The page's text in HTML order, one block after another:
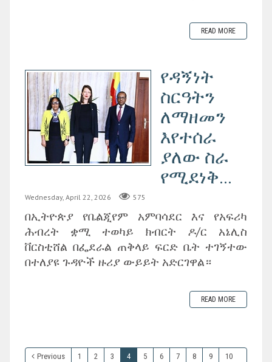
READ MORE
የዳኝነት
ስርዓትን
ለማዘመን
እየተሰራ
ያለው ስራ
የሚደነቅ...
Wednesday, April 22, 2026 575
በኢትዮጵያ የቤልጂየም አምባሳደር እና የአፍሪካ
ሕብረት ቋሚ ተወካይ ክብርት ዶ/ር አኔሊስ
ቨርስቲሸል በፌደራል ጠቅላይ ፍርድ ቤት ተገኝተው
በተለያዩ ጉዳዮች ዙሪያ ውይይት አድርገዋል።
READ MORE
Previous 1 2 3 4 5 6 7 8 9
10